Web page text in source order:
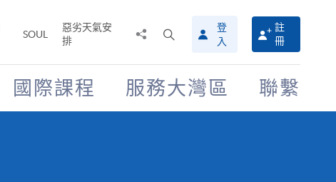
SOUL
惡劣天氣安
排
搜
尋
介
面
登
入
註
冊
國際課程 服務大灣區 聯繫